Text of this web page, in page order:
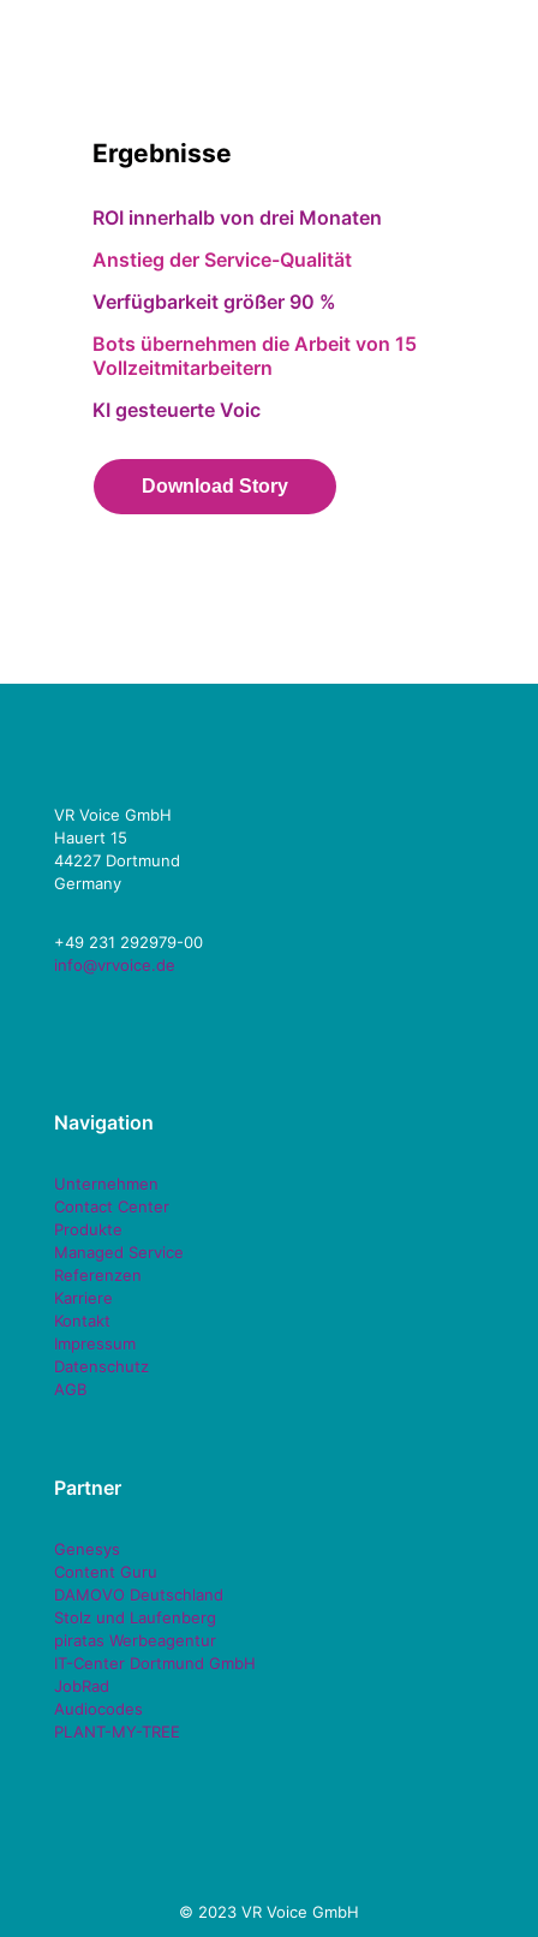
Ergebnisse
ROI innerhalb von drei Monaten
Anstieg der Service-Qualität
Verfügbarkeit größer 90 %
Bots übernehmen die Arbeit von 15
Vollzeitmitarbeitern
KI gesteuerte Voic
Download Story
VR Voice GmbH
Hauert 15
44227 Dortmund
Germany
+49 231 292979-00
info@vrvoice.de
Navigation
Unternehmen
Contact Center
Produkte
Managed Service
Referenzen
Karriere
Kontakt
Impressum
Datenschutz
AGB
Partner
Genesys
Content Guru
DAMOVO Deutschland
Stolz und Laufenberg
piratas Werbeagentur
IT-Center Dortmund GmbH
JobRad
Audiocodes
PLANT-MY-TREE
© 2023 VR Voice GmbH